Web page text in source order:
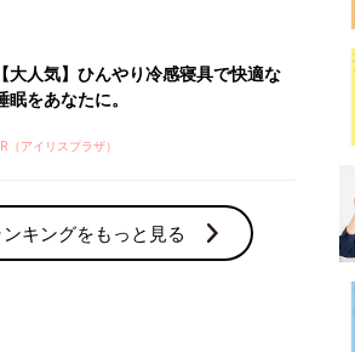
【大人気】ひんやり冷感寝具で快適な
眠をあなたに。
（アイリスプラザ）
ンキングをもっと見る